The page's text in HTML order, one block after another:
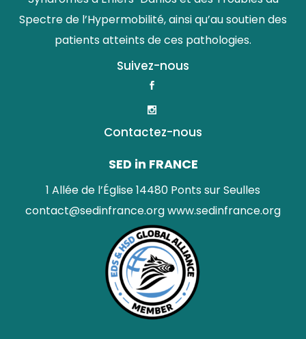
Spectre de l’Hypermobilité, ainsi qu’au soutien des
patients atteints de ces pathologies.
Suivez-nous
Contactez-nous
SED in FRANCE
1 Allée de l’Église 14480 Ponts sur Seulles
contact@sedinfrance.orgwww.sedinfrance.org